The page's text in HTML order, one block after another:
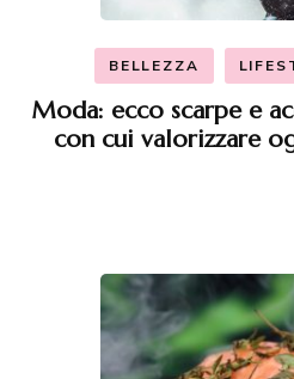
BELLEZZA
Moda: ecco scarpe e
con cui valorizzare